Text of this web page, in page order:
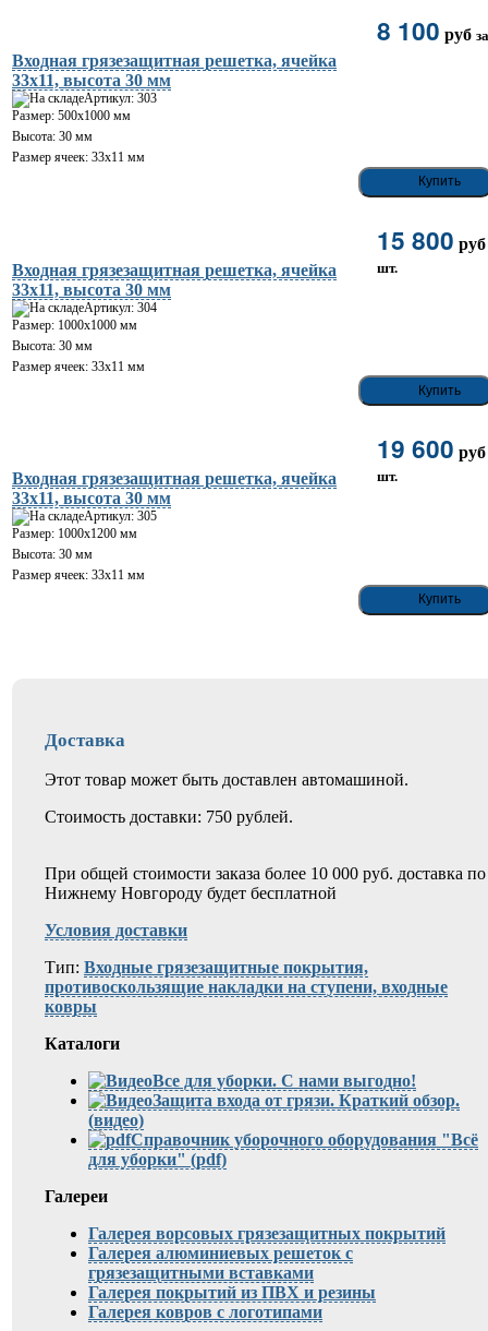
Входная грязезащитная решетка, ячейка
33х11, высота 30 мм
Артикул: 303
Размер: 500х1000 мм
Высота: 30 мм
Размер ячеек: 33х11 мм
8 100 руб
Входная грязезащитная решетка, ячейка
33х11, высота 30 мм
Артикул: 304
Размер: 1000х1000 мм
Высота: 30 мм
Размер ячеек: 33х11 мм
15 800
шт.
Входная грязезащитная решетка, ячейка
33х11, высота 30 мм
Артикул: 305
Размер: 1000х1200 мм
Высота: 30 мм
Размер ячеек: 33х11 мм
19 600
шт.
Доставка
Этот товар может быть доставлен автомашиной.
Стоимость доставки: 750 рублей.
При общей стоимости заказа более 10 000 руб. доставка по
Нижнему Новгороду будет бесплатной
Условия доставки
Тип: Входные грязезащитные покрытия,
противоскользящие накладки на ступени, входные
ковры
Каталоги
Все для уборки. С нами выгодно!
Защита входа от грязи. Краткий обзор.
(видео)
Справочник уборочного оборудования "Всё
для уборки" (pdf)
Галереи
Галерея ворсовых грязезащитных покрытий
Галерея алюминиевых решеток с
грязезащитными вставками
Галерея покрытий из ПВХ и резины
Галерея ковров с логотипами